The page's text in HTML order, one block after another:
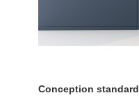
Conception standard